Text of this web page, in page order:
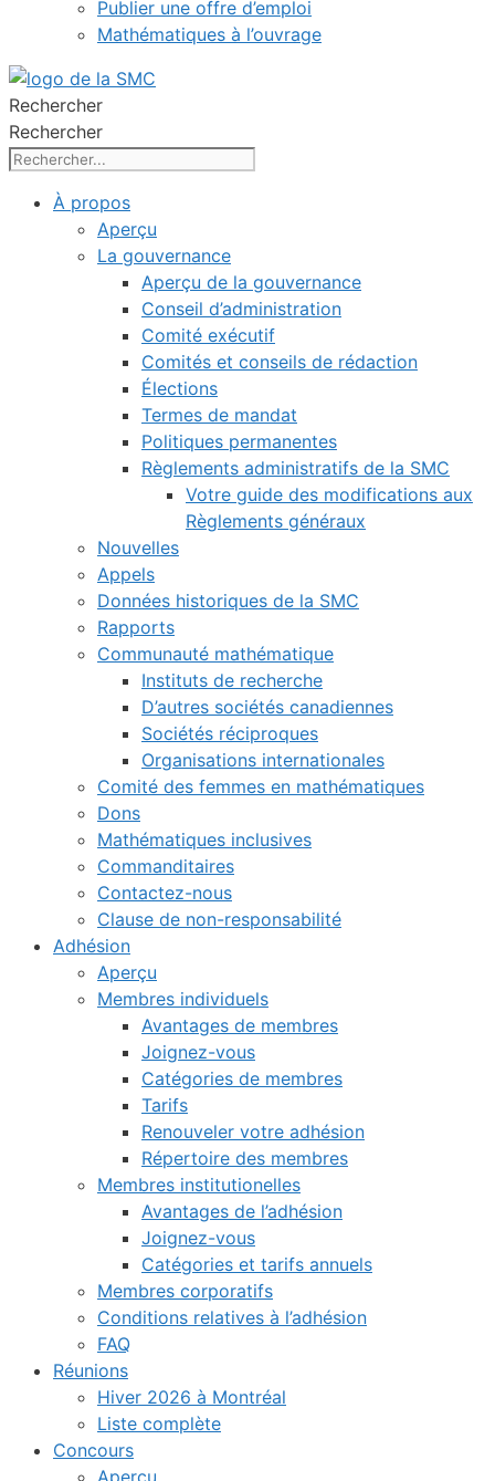
Publier une offre d’emploi
Mathématiques à l’ouvrage
Rechercher
Rechercher
À propos
Aperçu
La gouvernance
Aperçu de la gouvernance
Conseil d’administration
Comité exécutif
Comités et conseils de rédaction
Élections
Termes de mandat
Politiques permanentes
Règlements administratifs de la SMC
Votre guide des modifications aux
Règlements généraux
Nouvelles
Appels
Données historiques de la SMC
Rapports
Communauté mathématique
Instituts de recherche
D’autres sociétés canadiennes
Sociétés réciproques
Organisations internationales
Comité des femmes en mathématiques
Dons
Mathématiques inclusives
Commanditaires
Contactez-nous
Clause de non-responsabilité
Adhésion
Aperçu
Membres individuels
Avantages de membres
Joignez-vous
Catégories de membres
Tarifs
Renouveler votre adhésion
Répertoire des membres
Membres institutionelles
Avantages de l’adhésion
Joignez-vous
Catégories et tarifs annuels
Membres corporatifs
Conditions relatives à l’adhésion
FAQ
Réunions
Hiver 2026 à Montréal
Liste complète
Concours
Aperçu